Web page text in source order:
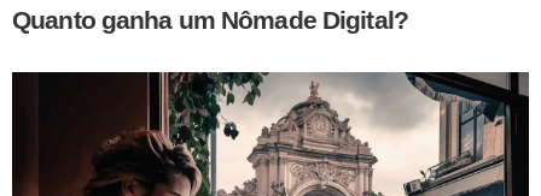
Quanto ganha um Nômade Digital?